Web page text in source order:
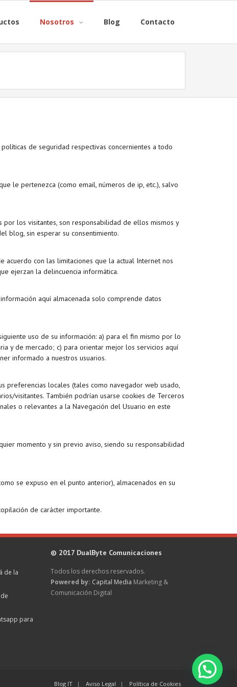
Nosotros Blog Contacto
de seguridad respectivas concernientes a todo
le pertenezca (como email, números de ip, etc.), salvo
los visitantes, son responsabilidad de ellos mismos y
blog, sin esperar su consentimiento.
con las limitaciones que la actual Internet nos
ejerzan la delincuencia informática.
aquí almacenada solo comprende datos
uso de su información: a) para el fin mismo por lo
y de mercado; c) para orientar mejor los servicios aquí
informado a nuestros usuarios.
preferencias locales (tales como navegador web usado,
visitantes. También podrían usarse cookies de Terceros
o relevantes a la Navegación del Usuario en este
momento y sin previo aviso, siendo su responsabilidad
se expuso en el punto anterior), almacenados en su
de carácter importante.
de la
para
© 2017 DualByte Comunicaciones
Todos los derechos reservados.
Powered by: Capital Media Marketing &
Comunicación Digital
Blog IT Aviso Legal Política de Cookies